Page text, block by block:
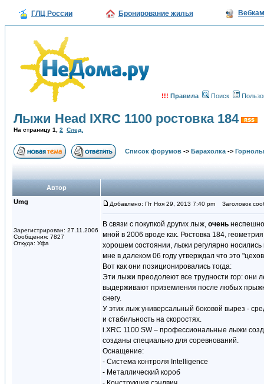
ГЛЦ России Бронирование жилья
!!! Правила Поиск
Лыжи Head IXRC 1100 ростовка 184
На страницу 1 2 След.
Список форумов -> Барахолка ->
Автор
Umg
Зарегистрирован: 27.11.2006
Сообщения: 7827
Откуда: Уфа
Добавлено: Пт Ноя 29, 2013 7:40 pm Заголовок
В связи с покупкой других лыж, очень
мной в 2006 вроде как. Ростовка 184,
хорошем состоянии, лыжи регулярно
мне в далеком 06 году утверждал что это
Вот как они позиционировались тогда:
Эти лыжи преодолеют все трудности гор: они
выдерживают приземления после любых
снегу.
У этих лыж универсальный боковой вырез -
и стабильность на скоростях.
i.XRC 1100 SW – профессиональные лыжи
созданы специально для соревнований.
Оснащение:
- Система контроля Intelligence
- Металлический короб